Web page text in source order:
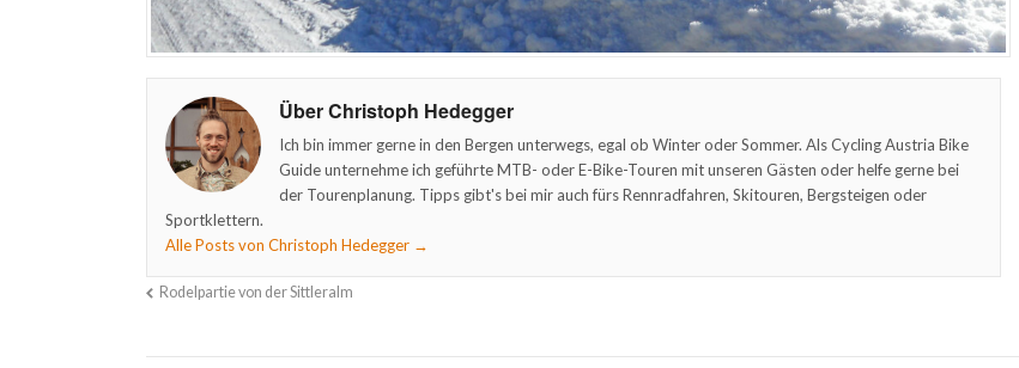
Über Christoph Hedegger
Ich bin immer gerne in den Bergen unterwegs, egal ob Winter oder Sommer. Als Cycling Austria Bike
Guide unternehme ich geführte MTB- oder E-Bike-Touren mit unseren Gästen oder helfe gerne bei
der Tourenplanung. Tipps gibt's bei mir auch fürs Rennradfahren, Skitouren, Bergsteigen oder
Sportklettern.
Alle Posts von Christoph Hedegger →
Rodelpartie von der Sittleralm